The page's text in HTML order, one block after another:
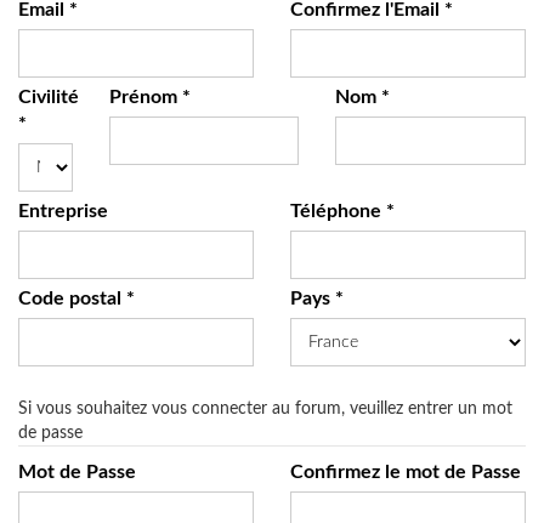
Email * Confirmez l'Email *
Civilité
*
Prénom * Nom *
Entreprise Téléphone *
Code postal * Pays *
Si vous souhaitez vous connecter au forum, veuillez entrer un mot
de passe
Mot de Passe Confirmez le mot de Passe